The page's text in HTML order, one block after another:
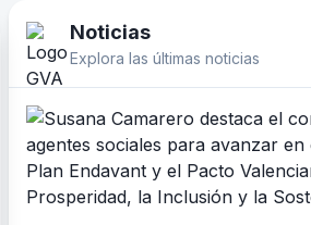
Noticias
Explora las últimas noticias